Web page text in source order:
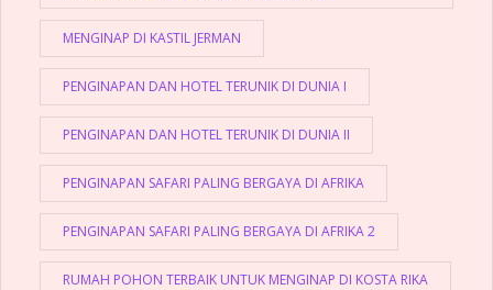
MENGINAP DI KASTIL JERMAN
PENGINAPAN DAN HOTEL TERUNIK DI DUNIA I
PENGINAPAN DAN HOTEL TERUNIK DI DUNIA II
PENGINAPAN SAFARI PALING BERGAYA DI AFRIKA
PENGINAPAN SAFARI PALING BERGAYA DI AFRIKA 2
RUMAH POHON TERBAIK UNTUK MENGINAP DI KOSTA RIKA